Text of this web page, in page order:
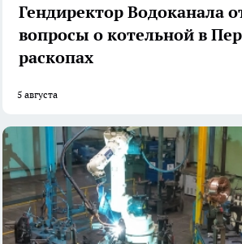
Гендиректор Водоканала
вопросы о котельной в
раскопах
5 августа